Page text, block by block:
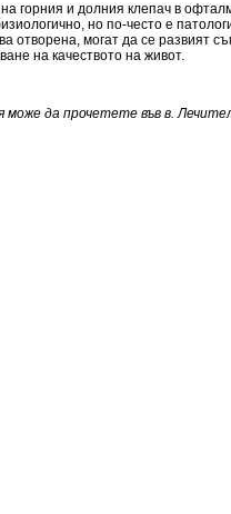
горния и долния клепач в
но по-често е
отворена, могат да се развият
на качеството на живот.
да прочетете във в.